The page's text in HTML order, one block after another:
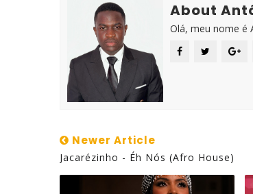
About
Olá, meu nome é
Newer Article
Jacarézinho - Éh Nós (Afro House)